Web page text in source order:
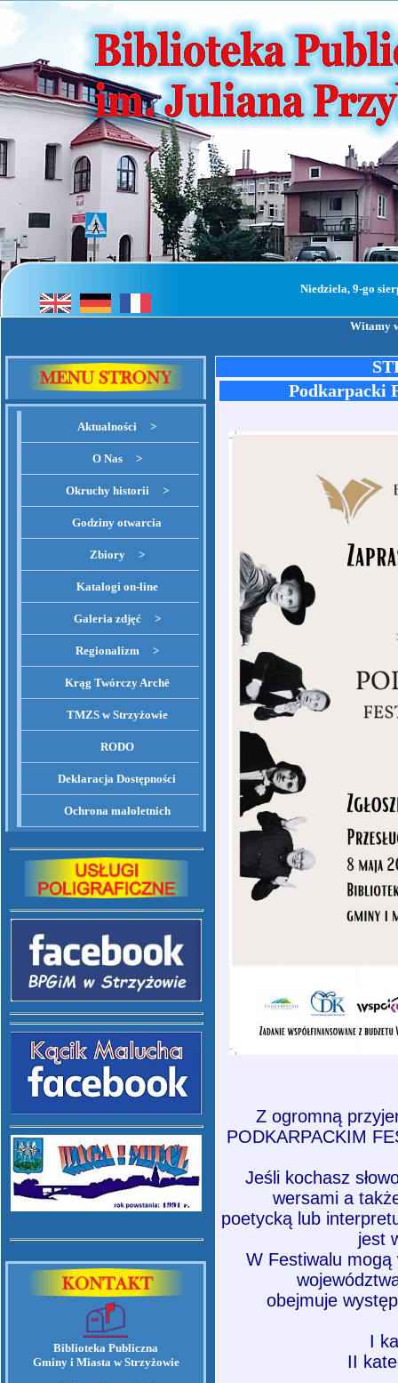
Niedziela, 9-go
Witamy
Aktualności >
O Nas >
Okruchy historii >
Godziny otwarcia
Zbiory >
Katalogi on-line
Galeria zdjęć >
Regionalizm >
Krąg Twórczy Archē
TMZS w Strzyżowie
RODO
Deklaracja Dostępności
Ochrona małoletnich
Biblioteka Publiczna
Gminy i Miasta w Strzyżowie
Podkarpacki
Z ogromną
PODKARPACKIM
Jeśli kochasz
wersami a
poetycką lub
jest
W Festiwalu mogą
obejmuje
I
II